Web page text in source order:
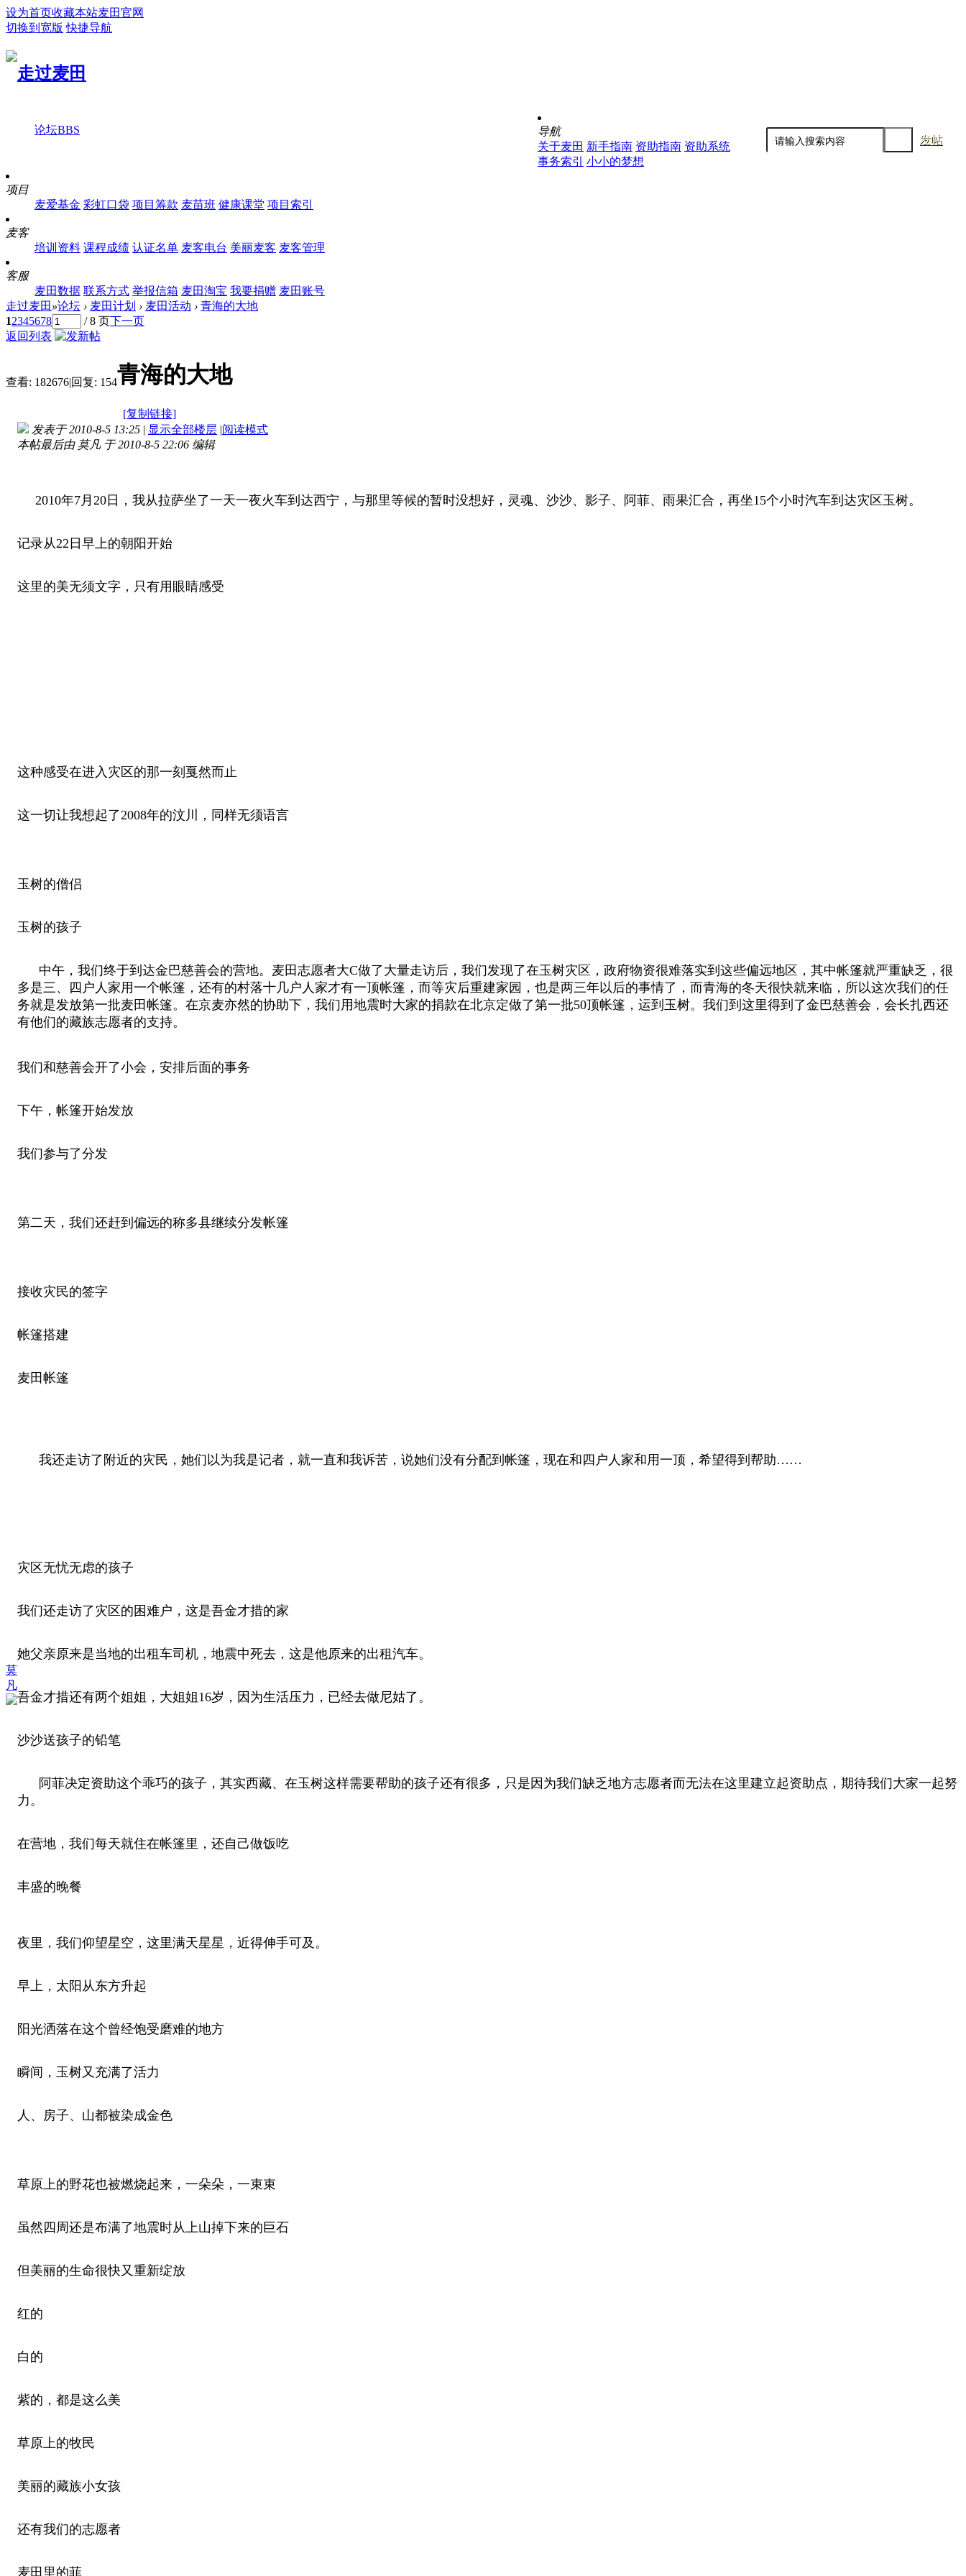
设为首页收藏本站麦田官网
切换到宽版 快捷导航
论坛BBS
发帖
导航
关于麦田 新手指南 资助指南 资助系统
事务索引
小小的梦想
项目
麦爱基金 彩虹口袋 项目筹款 麦苗班 健康课堂 项目索引
麦客
培训资料 课程成绩 认证名单 麦客电台 美丽麦客 麦客管理
客服
麦田数据 联系方式 举报信箱 麦田淘宝 我要捐赠 麦田账号
走过麦田 »论坛 › 麦田计划 › 麦田活动 › 青海的大地
12345678 / 8 页下一页
返回列表
查看: 182676|回复: 154青海的大地
[复制链接]
莫
凡
发表于 2010-8-5 13:25 | 显示全部楼层 |阅读模式
本帖最后由 莫凡 于 2010-8-5 22:06 编辑
2010年7月20日，我从拉萨坐了一天一夜火车到达西宁，与那里等候的暂时没想好，灵魂、沙沙、影子、阿菲、雨果汇合，再坐15个小时汽车到达灾区玉树。
记录从22日早上的朝阳开始
这里的美无须文字，只有用眼睛感受
这种感受在进入灾区的那一刻戛然而止
这一切让我想起了2008年的汶川，同样无须语言
玉树的僧侣
玉树的孩子
中午，我们终于到达金巴慈善会的营地。麦田志愿者大C做了大量走访后，我们发现了在玉树灾区，政府物资很难落实到这些偏远地区，其中帐篷就严重缺乏，很
多是三、四户人家用一个帐篷，还有的村落十几户人家才有一顶帐篷，而等灾后重建家园，也是两三年以后的事情了，而青海的冬天很快就来临，所以这次我们的任
务就是发放第一批麦田帐篷。在京麦亦然的协助下，我们用地震时大家的捐款在北京定做了第一批50顶帐篷，运到玉树。我们到这里得到了金巴慈善会，会长扎西还
有他们的藏族志愿者的支持。
我们和慈善会开了小会，安排后面的事务
下午，帐篷开始发放
我们参与了分发
第二天，我们还赶到偏远的称多县继续分发帐篷
接收灾民的签字
帐篷搭建
麦田帐篷
我还走访了附近的灾民，她们以为我是记者，就一直和我诉苦，说她们没有分配到帐篷，现在和四户人家和用一顶，希望得到帮助……
灾区无忧无虑的孩子
我们还走访了灾区的困难户，这是吾金才措的家
她父亲原来是当地的出租车司机，地震中死去，这是他原来的出租汽车。
吾金才措还有两个姐姐，大姐姐16岁，因为生活压力，已经去做尼姑了。
沙沙送孩子的铅笔
阿菲决定资助这个乖巧的孩子，其实西藏、在玉树这样需要帮助的孩子还有很多，只是因为我们缺乏地方志愿者而无法在这里建立起资助点，期待我们大家一起努
力。
在营地，我们每天就住在帐篷里，还自己做饭吃
丰盛的晚餐
夜里，我们仰望星空，这里满天星星，近得伸手可及。
早上，太阳从东方升起
阳光洒落在这个曾经饱受磨难的地方
瞬间，玉树又充满了活力
人、房子、山都被染成金色
草原上的野花也被燃烧起来，一朵朵，一束束
虽然四周还是布满了地震时从上山掉下来的巨石
但美丽的生命很快又重新绽放
红的
白的
紫的，都是这么美
草原上的牧民
美丽的藏族小女孩
还有我们的志愿者
麦田里的菲